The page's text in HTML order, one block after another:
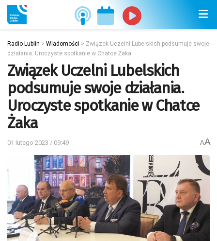
Radio Lublin > Wiadomości > Związek Uczelni Lubelskich podsumuje swoje
działania. Uroczyste spotkanie w Chatce Żaka
Związek Uczelni Lubelskich
podsumuje swoje działania.
Uroczyste spotkanie w Chatce
Żaka
01 lutego 2023 / 09:49 AA